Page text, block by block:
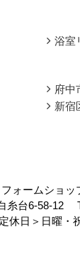
浴室
府中
新宿
ォームショッ
糸台6-58-12
休日＞日曜・